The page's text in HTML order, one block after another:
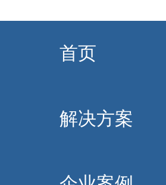
首页
解决方案